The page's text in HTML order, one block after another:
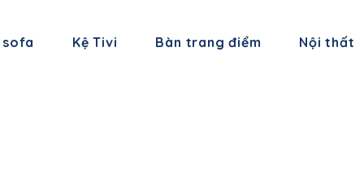
sofa Kệ Tivi Bàn trang điểm Nội thất